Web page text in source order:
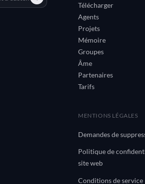
Télécharger
Agents
Projets
Mémoire
Groupes
Âme
Partenaires
Tarifs
MENTIONS LÉGALES
Demandes de
Politique de
site web
Conditions de service